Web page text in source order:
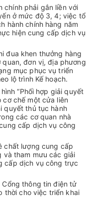
chính phải gắn liền với
ở mức độ 3, 4; việc tổ
hành chính hàng năm
hiện cung cấp dịch vụ
đua khen thưởng hàng
đơn vị, địa phương
mục phục vụ triển
lộ trình Kế hoạch.
“Phối hợp giải quyết
cơ chế một cửa liên
quyết thủ tục hành
các cơ quan nhà
cấp dịch vụ công
chất lượng cung cấp
tham mưu các giải
cấp dịch vụ công trực
Cổng thông tin điện tử
thời cho việc triển khai